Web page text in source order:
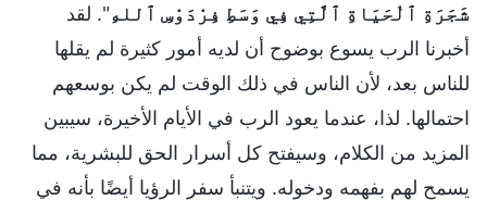
شَجَرَةِ ٱلْحَيَاةِ ٱلَّتِي فِي وَسَطِ فِرْدَوْسِ ٱللهِ". لقد
أخبرنا الرب يسوع بوضوح أن لديه أمور كثيرة لم يقلها
للناس بعد، لأن الناس في ذلك الوقت لم يكن بوسعهم
احتمالها. لذا، عندما يعود الرب في الأيام الأخيرة، سيبين
المزيد من الكلام، وسيفتح كل أسرار الحق للبشرية، مما
يسمح لهم بفهمه ودخوله. ويتنبأ سفر الرؤيا أيضًا بأنه في